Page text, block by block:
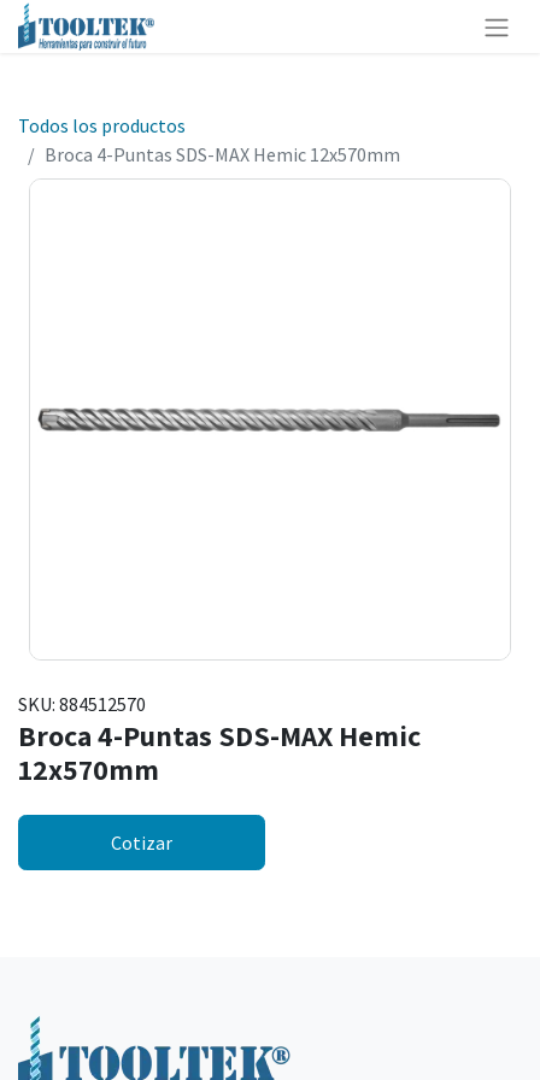
Todos los productos
Broca 4-Puntas SDS-MAX Hemic 12x570mm
SKU: 884512570
Broca 4-Puntas SDS-MAX Hemic
12x570mm
Cotizar